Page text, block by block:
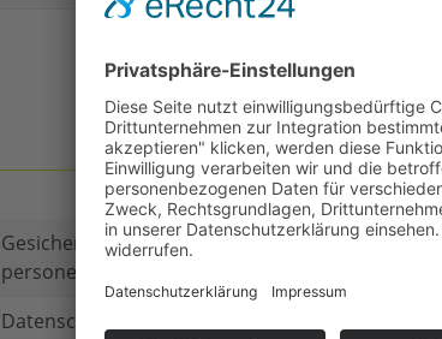
Gesicherte Verbindung bei
personenbezogenen Daten
Datenschutzerklärung